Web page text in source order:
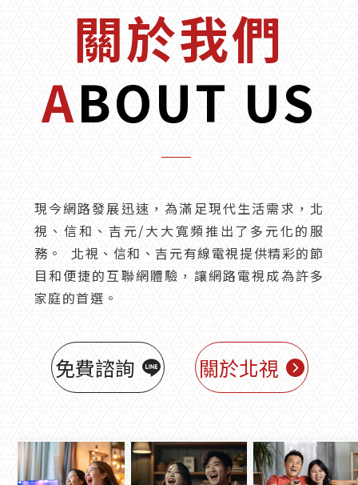
關於我們
ABOUT US
現今網路發展迅速，為滿足現代生活需求，北
視、信和、吉元/大大寬頻推出了多元化的服
務。 北視、信和、吉元有線電視提供精彩的節
目和便捷的互聯網體驗，讓網路電視成為許多
家庭的首選。
免費諮詢 關於北視